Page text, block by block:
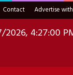
Contact Advertise
2026, 4:27:01